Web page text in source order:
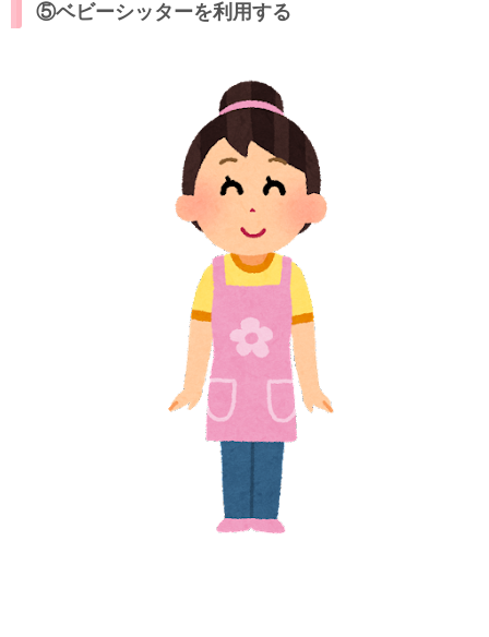
⑤ベビーシッターを利用する